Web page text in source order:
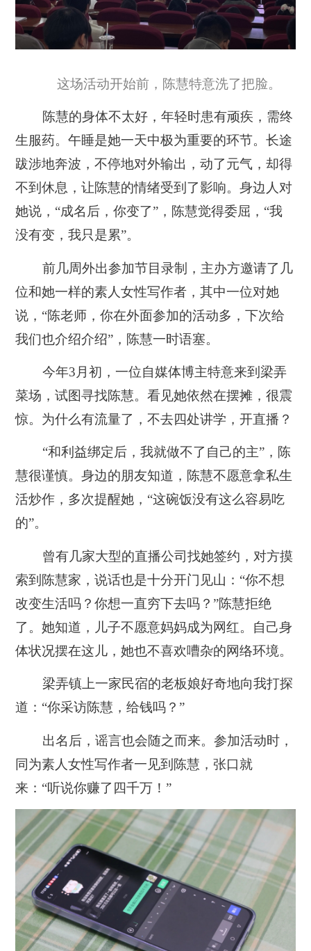
这场活动开始前，陈慧特意洗了把脸。
陈慧的身体不太好，年轻时患有顽疾，需终
生服药。午睡是她一天中极为重要的环节。长途
跋涉地奔波，不停地对外输出，动了元气，却得
不到休息，让陈慧的情绪受到了影响。身边人对
她说，“成名后，你变了”，陈慧觉得委屈，“我
没有变，我只是累”。
前几周外出参加节目录制，主办方邀请了几
位和她一样的素人女性写作者，其中一位对她
说，“陈老师，你在外面参加的活动多，下次给
我们也介绍介绍”，陈慧一时语塞。
今年3月初，一位自媒体博主特意来到梁弄
菜场，试图寻找陈慧。看见她依然在摆摊，很震
惊。为什么有流量了，不去四处讲学，开直播？
“和利益绑定后，我就做不了自己的主”，陈
慧很谨慎。身边的朋友知道，陈慧不愿意拿私生
活炒作，多次提醒她，“这碗饭没有这么容易吃
的”。
曾有几家大型的直播公司找她签约，对方摸
索到陈慧家，说话也是十分开门见山：“你不想
改变生活吗？你想一直穷下去吗？”陈慧拒绝
了。她知道，儿子不愿意妈妈成为网红。自己身
体状况摆在这儿，她也不喜欢嘈杂的网络环境。
梁弄镇上一家民宿的老板娘好奇地向我打探
道：“你采访陈慧，给钱吗？”
出名后，谣言也会随之而来。参加活动时，
同为素人女性写作者一见到陈慧，张口就
来：“听说你赚了四千万！”